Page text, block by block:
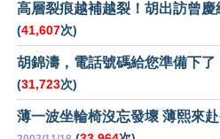
高層裂痕越補越裂！胡出訪曾慶
(41,607次)
胡錦濤，電話號碼給您準備下了
(31,723次)
薄一波坐輪椅沒忘發壞 薄熙來